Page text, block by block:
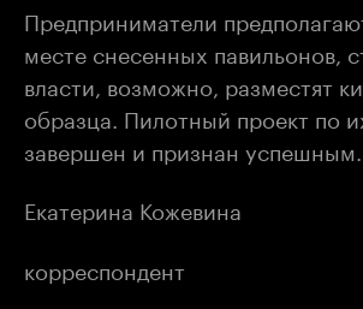
Предприниматели
месте снесенных павильонов,
власти, возможно, разместят
образца. Пилотный проект по
завершен и признан успешным.
Екатерина Кожевина
корреспондент